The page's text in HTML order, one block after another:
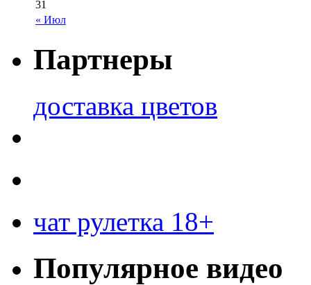
« Июл
31
Партнеры
доставка цветов
чат рулетка 18+
Популярное видео